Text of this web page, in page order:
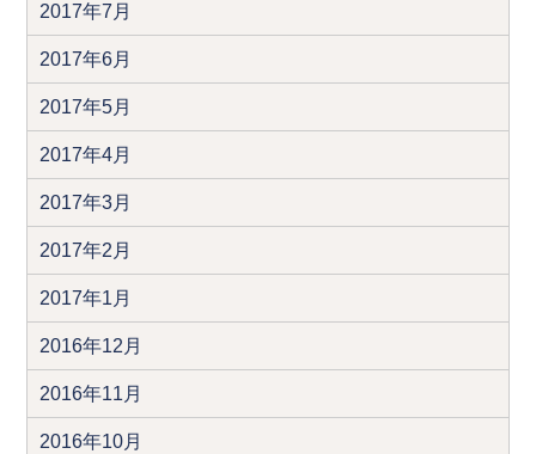
2017年7月
2017年6月
2017年5月
2017年4月
2017年3月
2017年2月
2017年1月
2016年12月
2016年11月
2016年10月